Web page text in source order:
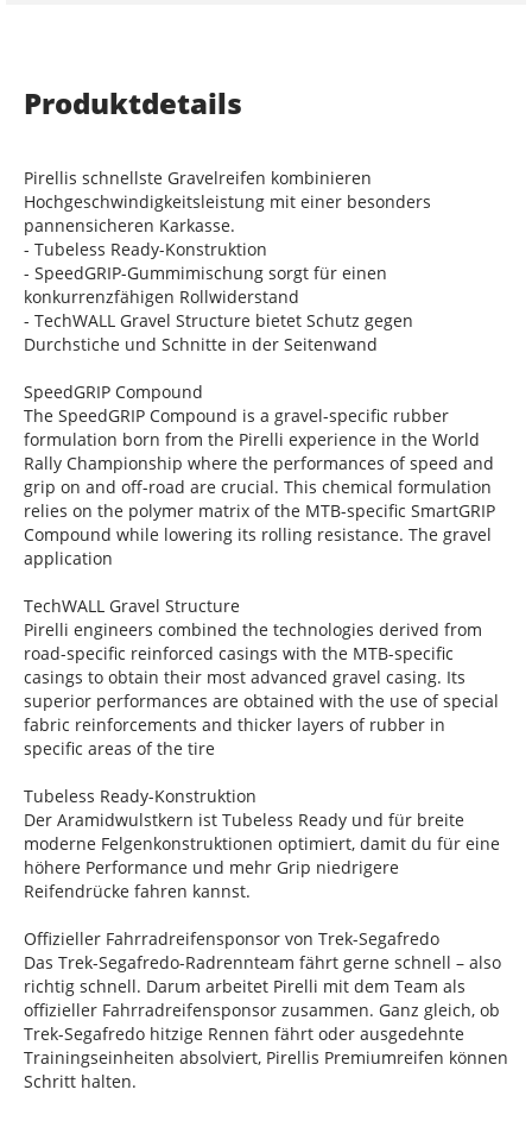
Produktdetails
Pirellis schnellste Gravelreifen kombinieren
Hochgeschwindigkeitsleistung mit einer besonders
pannensicheren Karkasse.
- Tubeless Ready-Konstruktion
- SpeedGRIP-Gummimischung sorgt für einen
konkurrenzfähigen Rollwiderstand
- TechWALL Gravel Structure bietet Schutz gegen
Durchstiche und Schnitte in der Seitenwand
SpeedGRIP Compound
The SpeedGRIP Compound is a gravel-specific rubber
formulation born from the Pirelli experience in the World
Rally Championship where the performances of speed and
grip on and off-road are crucial. This chemical formulation
relies on the polymer matrix of the MTB-specific SmartGRIP
Compound while lowering its rolling resistance. The gravel
application
TechWALL Gravel Structure
Pirelli engineers combined the technologies derived from
road-specific reinforced casings with the MTB-specific
casings to obtain their most advanced gravel casing. Its
superior performances are obtained with the use of special
fabric reinforcements and thicker layers of rubber in
specific areas of the tire
Tubeless Ready-Konstruktion
Der Aramidwulstkern ist Tubeless Ready und für breite
moderne Felgenkonstruktionen optimiert, damit du für eine
höhere Performance und mehr Grip niedrigere
Reifendrücke fahren kannst.
Offizieller Fahrradreifensponsor von Trek-Segafredo
Das Trek-Segafredo-Radrennteam fährt gerne schnell – also
richtig schnell. Darum arbeitet Pirelli mit dem Team als
offizieller Fahrradreifensponsor zusammen. Ganz gleich, ob
Trek-Segafredo hitzige Rennen fährt oder ausgedehnte
Trainingseinheiten absolviert, Pirellis Premiumreifen können
Schritt halten.